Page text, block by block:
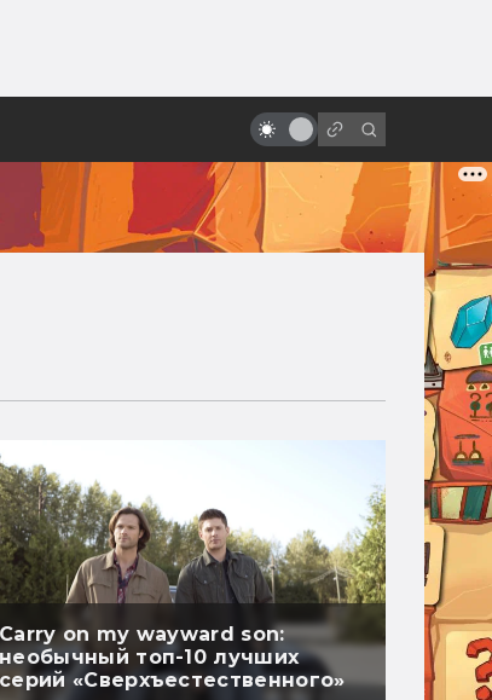
Кэмерона
Carry on my wayward son:
необычный топ-10 лучших
серий «Сверхъестественного»